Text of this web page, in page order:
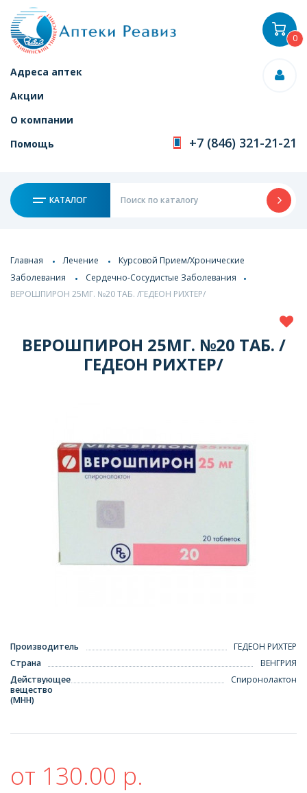
Адреса аптек
Акции
О компании
Помощь
+7 (846) 321-21-21
КАТАЛОГ
0
Главная Лечение
Курсовой Прием/Хронические
Заболевания
Сердечно-Сосудистые Заболевания
ВЕРОШПИРОН 25МГ. №20 ТАБ. /ГЕДЕОН РИХТЕР/
ВЕРОШПИРОН 25МГ. №20 ТАБ. /
ГЕДЕОН РИХТЕР/
Производитель
ГЕДЕОН РИХТЕР
Страна
ВЕНГРИЯ
Действующее
вещество
(МНН)
Спиронолактон
от 130.00 р.